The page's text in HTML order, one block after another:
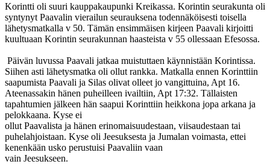
Korintti oli suuri kauppakaupunki Kreikassa. Korintin seurakunta oli
syntynyt Paavalin vierailun seurauksena todennäköisesti toisella
lähetysmatkalla v 50. Tämän ensimmäisen kirjeen Paavali kirjoitti
kuultuaan Korintin seurakunnan haasteista v 55 ollessaan Efesossa.
Päivän luvussa Paavali jatkaa muistuttaen käynnistään Korintissa.
Siihen asti lähetysmatka oli ollut rankka. Matkalla ennen Korinttiin
saapumista Paavali ja Silas olivat olleet jo vangittuina, Apt 16.
Ateenassakin hänen puheilleen ivailtiin, Apt 17:32. Tällaisten
tapahtumien jälkeen hän saapui Korinttiin heikkona jopa arkana ja
pelokkaana. Kyse ei
ollut Paavalista ja hänen erinomaisuudestaan, viisaudestaan tai
puhelahjoistaan. Kyse oli Jeesuksesta ja Jumalan voimasta, ettei
kenenkään usko perustuisi Paavaliin vaan
vain Jeesukseen.